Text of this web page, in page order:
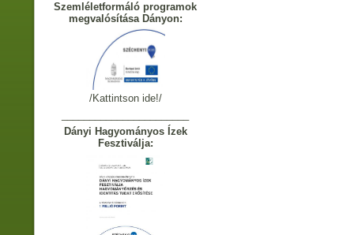
Szemléletformáló programok
megvalósítása Dányon:
/Kattintson ide!/
Dányi Hagyományos Ízek
Fesztiválja: